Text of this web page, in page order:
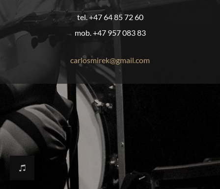
tel. +47 64 85 72 60
mob. +47 957 083 83
carlosmirek@gmail.com